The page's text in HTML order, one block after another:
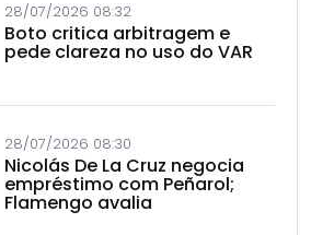
28/07/2026 08:32
Boto critica arbitragem e
pede clareza no uso do VAR
28/07/2026 08:30
Nicolás De La Cruz negocia
empréstimo com Peñarol;
Flamengo avalia